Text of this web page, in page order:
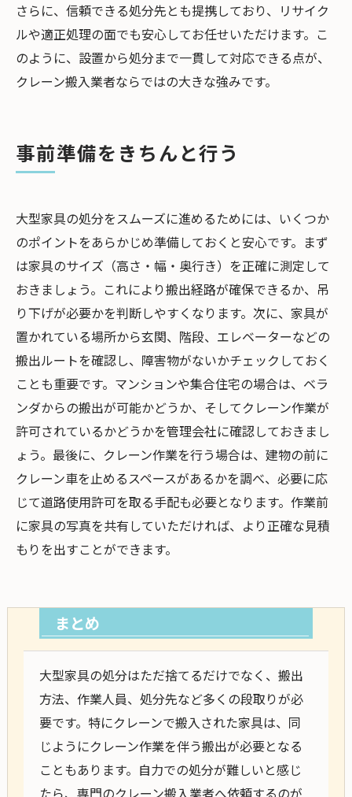
さらに、信頼できる処分先とも提携しており、リサイク
ルや適正処理の面でも安心してお任せいただけます。こ
のように、設置から処分まで一貫して対応できる点が、
クレーン搬入業者ならではの大きな強みです。
事前準備をきちんと行う
大型家具の処分をスムーズに進めるためには、いくつか
のポイントをあらかじめ準備しておくと安心です。まず
は家具のサイズ（高さ・幅・奥行き）を正確に測定して
おきましょう。これにより搬出経路が確保できるか、吊
り下げが必要かを判断しやすくなります。次に、家具が
置かれている場所から玄関、階段、エレベーターなどの
搬出ルートを確認し、障害物がないかチェックしておく
ことも重要です。マンションや集合住宅の場合は、ベラ
ンダからの搬出が可能かどうか、そしてクレーン作業が
許可されているかどうかを管理会社に確認しておきまし
ょう。最後に、クレーン作業を行う場合は、建物の前に
クレーン車を止めるスペースがあるかを調べ、必要に応
じて道路使用許可を取る手配も必要となります。作業前
に家具の写真を共有していただければ、より正確な見積
もりを出すことができます。
まとめ
大型家具の処分はただ捨てるだけでなく、搬出
方法、作業人員、処分先など多くの段取りが必
要です。特にクレーンで搬入された家具は、同
じようにクレーン作業を伴う搬出が必要となる
こともあります。自力での処分が難しいと感じ